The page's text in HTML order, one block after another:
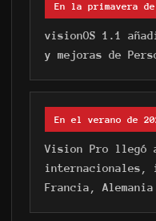
En la primavera de
visionOS 1.1
y mejoras de
En el verano de
Vision Pro llegó a
internacionales,
Francia,